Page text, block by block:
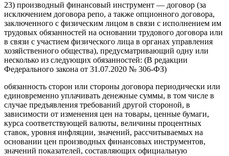
23) производный финансовый инструмент — договор (за
исключением договора репо, а также опционного договора,
заключенного с физическим лицом в связи с исполнением им
трудовых обязанностей на основании трудового договора или
в связи с участием физического лица в органах управления
хозяйственного общества), предусматривающий одну или
несколько из следующих обязанностей: (В редакции
Федерального закона от 31.07.2020 № 306-ФЗ)
обязанность сторон или стороны договора периодически или
единовременно уплачивать денежные суммы, в том числе в
случае предъявления требований другой стороной, в
зависимости от изменения цен на товары, ценные бумаги,
курса соответствующей валюты, величины процентных
ставок, уровня инфляции, значений, рассчитываемых на
основании цен производных финансовых инструментов,
значений показателей, составляющих официальную